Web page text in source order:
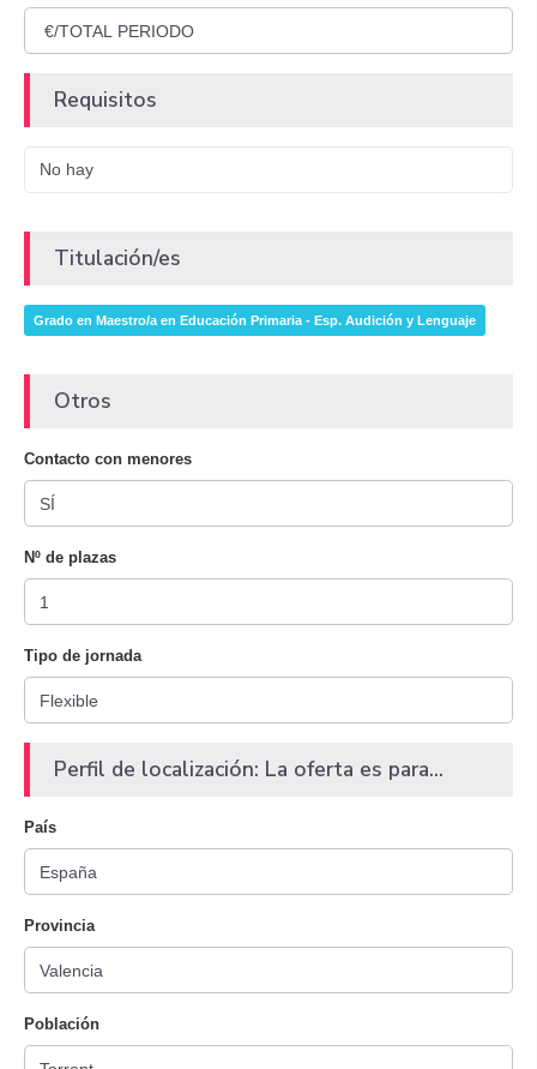
Requisitos
No hay
Titulación/es
Grado en Maestro/a en Educación Primaria - Esp. Audición y Lenguaje
Otros
Contacto con menores
Nº de plazas
Tipo de jornada
Perfil de localización: La oferta es para...
País
Provincia
Población